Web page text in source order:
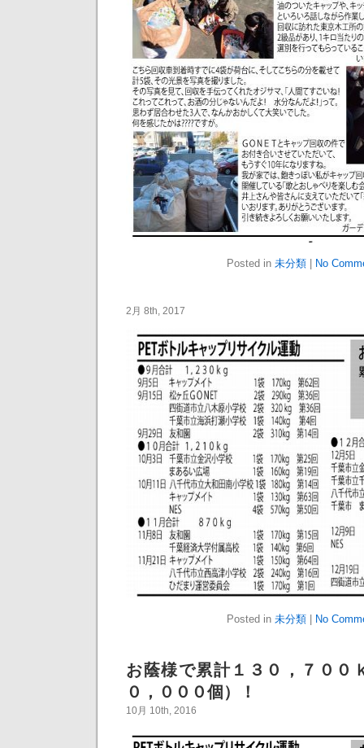
Posted in 未分類| No
2月 8th, 2017
Posted in 未分類| No
お蔭様で累計１３０，７００
０，０００個）！
10月 10th, 2016